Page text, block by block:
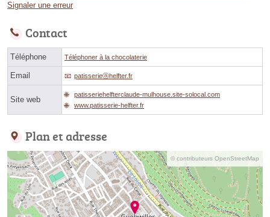
Signaler une erreur
Contact
Téléphone Téléphoner à la chocolaterie
Email patisserieⓐhelfter.fr
Site web
patisseriehelfterclaude-mulhouse.site-solocal.com
www.patisserie-helfter.fr
Plan et adresse
© contributeurs OpenStreetMap